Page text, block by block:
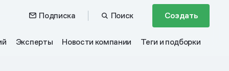
Подписка Поиск Создать
Эксперты Новости компании Теги и подборки